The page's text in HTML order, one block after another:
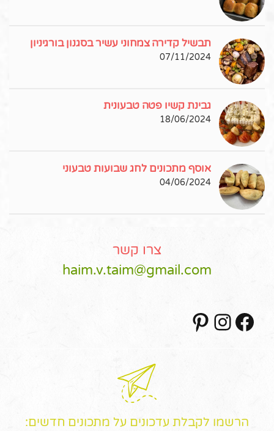
תבשיל קדירה צמחוני עשיר בסגנון בורגיניון
07/11/2024
גבינת קשיו פטה טבעונית
18/06/2024
אוסף מתכונים לחג שבועות טבעוני
04/06/2024
צרו קשר
haim.v.taim@gmail.com
Facebook
Instagram
הרשמו לקבלת עדכונים על מתכונים חדשים: